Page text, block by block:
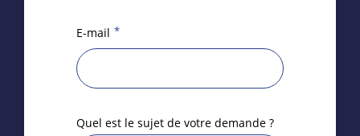
E-mail *
Quel est le sujet de votre demande ?